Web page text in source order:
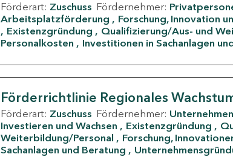
Förderart: Zuschuss Fördernehmer:
Arbeitsplatzförderung
Forschung, Innovation
Existenzgründung
Qualifizierung/Aus- und
Personalkosten
Investitionen in Sachanlagen
Förderrichtlinie Regionales
Förderart: Zuschuss Fördernehmer: Unternehmen
Investieren und Wachsen
Existenzgründung
Weiterbildung/Personal
Forschung,
Sachanlagen und Beratung